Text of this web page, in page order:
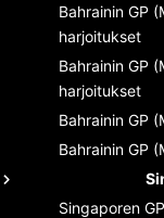
Bahrainin GP
harjoitukset
Bahrainin GP
harjoitukset
Bahrainin GP
Bahrainin GP
Singaporen GP